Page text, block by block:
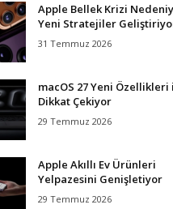
Apple Bellek Krizi
Yeni Stratejiler
31 Temmuz 2026
macOS 27 Yeni Özellikleri
Dikkat Çekiyor
29 Temmuz 2026
Apple Akıllı Ev Ürünleri
Yelpazesini Genişletiyor
29 Temmuz 2026